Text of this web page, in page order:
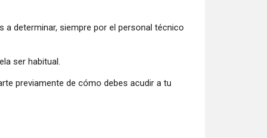
a determinar, siempre por el personal técnico
ser habitual.
previamente de cómo debes acudir a tu